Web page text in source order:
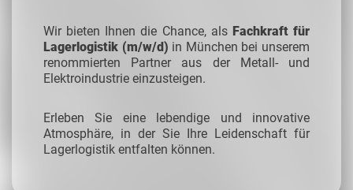
Wir bieten Ihnen die Chance, als Fachkraft für
Lagerlogistik (m/w/d) in München bei unserem
renommierten Partner aus der Metall- und
Elektroindustrie einzusteigen.
Erleben Sie eine lebendige und innovative
Atmosphäre, in der Sie Ihre Leidenschaft für
Lagerlogistik entfalten können.